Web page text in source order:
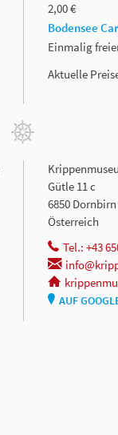
2,00 €
Bodensee
Einmalig
Aktuelle
Gütle 11 c
6850 Dornbirn
Österreich
Tel.: +43
AUF